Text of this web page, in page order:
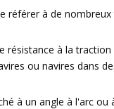
référer à de nombreux
résistance à la
ou navires dans
à un angle à l'arc ou